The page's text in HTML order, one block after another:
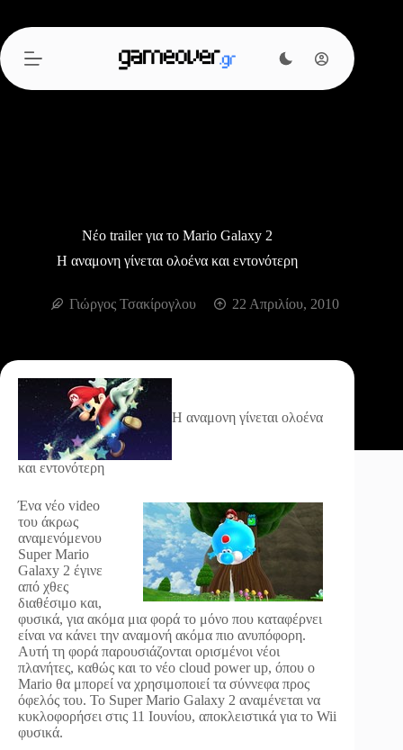
περιεχόμενο
Νέο trailer για το Mario Galaxy 2
Η αναμονη γίνεται ολοένα και εντονότερη
Γιώργος Τσακίρογλου 22 Απριλίου, 2010
Η αναμονη γίνεται ολοένα
και εντονότερη
Ένα νέο video
του άκρως
αναμενόμενου
Super Mario
Galaxy 2 έγινε
από χθες
διαθέσιμο και,
φυσικά, για ακόμα μια φορά το μόνο που καταφέρνει
είναι να κάνει την αναμονή ακόμα πιο ανυπόφορη.
Αυτή τη φορά παρουσιάζονται ορισμένοι νέοι
πλανήτες, καθώς και το νέο cloud power up, όπου ο
Mario θα μπορεί να χρησιμοποιεί τα σύννεφα προς
όφελός του. Το Super Mario Galaxy 2 αναμένεται να
κυκλοφορήσει στις 11 Ιουνίου, αποκλειστικά για το Wii
φυσικά.